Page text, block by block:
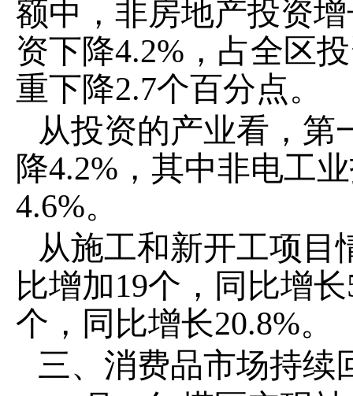
额中，非房地产投资
资下降4.2% ，占全区
重下降2.7个百分点。
从投资的产业看，第
降4.2% ，其中非电工
4.6%。
从施工和新开工项目
比增加19个，同比增长
个，同比增长20.8%。
三、 消费品市场持续